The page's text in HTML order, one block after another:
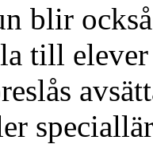
blir
till